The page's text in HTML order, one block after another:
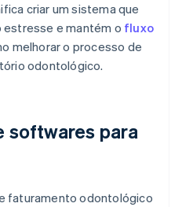
criar um sistema que
e mantém o fluxo
melhorar o processo de
odontológico.
softwares para
faturamento odontológico